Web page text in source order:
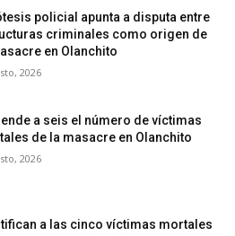
policial apunta a disputa entre
criminales como origen de
en Olanchito
2026
a seis el número de víctimas
de la masacre en Olanchito
2026
a las cinco víctimas mortales